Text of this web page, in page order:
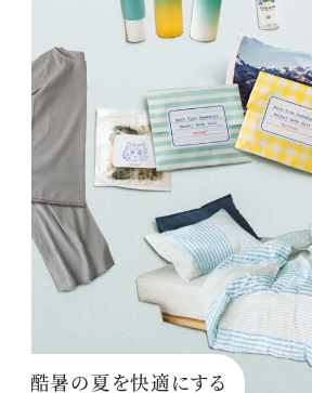
酷暑の夏を快適にする